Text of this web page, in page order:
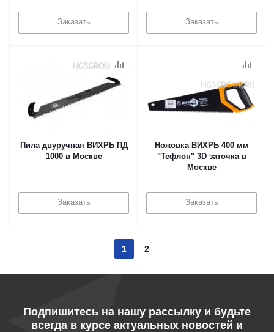
Заказать Заказать
Пила двуручная ВИХРЬ ПД
1000 в Москве
Заказать
Ножовка ВИХРЬ 400 мм
"Тефлон" 3D заточка в
Москве
Заказать
1 2
Подпишитесь на нашу рассылку и будьте
всегда в курсе актуальных новостей и